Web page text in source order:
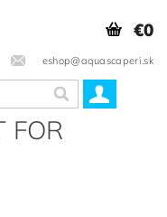
eshop@aquascaperi.sk
€0
FOR